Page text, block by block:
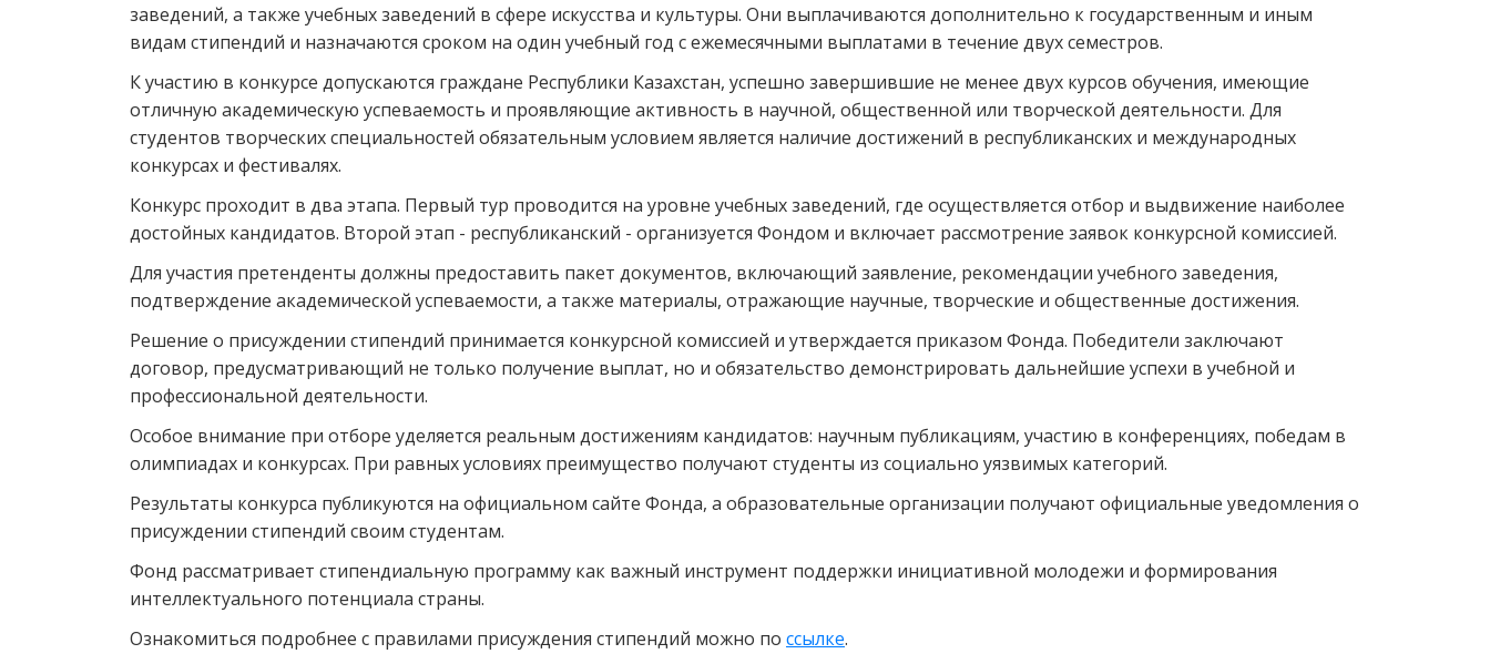
заведений, а также учебных заведений в сфере искусства и культуры. Они выплачиваются дополнительно к государственным и иным
видам стипендий и назначаются сроком на один учебный год с ежемесячными выплатами в течение двух семестров.
К участию в конкурсе допускаются граждане Республики Казахстан, успешно завершившие не менее двух курсов обучения, имеющие
отличную академическую успеваемость и проявляющие активность в научной, общественной или творческой деятельности. Для
студентов творческих специальностей обязательным условием является наличие достижений в республиканских и международных
конкурсах и фестивалях.
Конкурс проходит в два этапа. Первый тур проводится на уровне учебных заведений, где осуществляется отбор и выдвижение наиболее
достойных кандидатов. Второй этап - республиканский - организуется Фондом и включает рассмотрение заявок конкурсной комиссией.
Для участия претенденты должны предоставить пакет документов, включающий заявление, рекомендации учебного заведения,
подтверждение академической успеваемости, а также материалы, отражающие научные, творческие и общественные достижения.
Решение о присуждении стипендий принимается конкурсной комиссией и утверждается приказом Фонда. Победители заключают
договор, предусматривающий не только получение выплат, но и обязательство демонстрировать дальнейшие успехи в учебной и
профессиональной деятельности.
Особое внимание при отборе уделяется реальным достижениям кандидатов: научным публикациям, участию в конференциях, победам в
олимпиадах и конкурсах. При равных условиях преимущество получают студенты из социально уязвимых категорий.
Результаты конкурса публикуются на официальном сайте Фонда, а образовательные организации получают официальные уведомления о
присуждении стипендий своим студентам.
Фонд рассматривает стипендиальную программу как важный инструмент поддержки инициативной молодежи и формирования
интеллектуального потенциала страны.
Ознакомиться подробнее с правилами присуждения стипендий можно по ссылке.